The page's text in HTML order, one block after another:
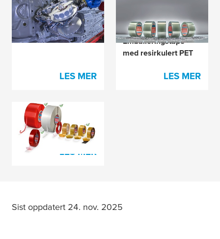
Effektivitet uten
propper
LES MER
bærekraft:tesa®
60412 –
Emballeringstape
med resirkulert PET
LES MER
Serie 4965-
sortimentet
LES MER
Sist oppdatert 24. nov. 2025